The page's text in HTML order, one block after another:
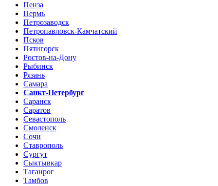
Пенза
Пермь
Петрозаводск
Петропавловск-Камчатский
Псков
Пятигорск
Ростов-на-Дону
Рыбинск
Рязань
Самара
Санкт-Петербург
Саранск
Саратов
Севастополь
Смоленск
Сочи
Ставрополь
Сургут
Сыктывкар
Таганрог
Тамбов